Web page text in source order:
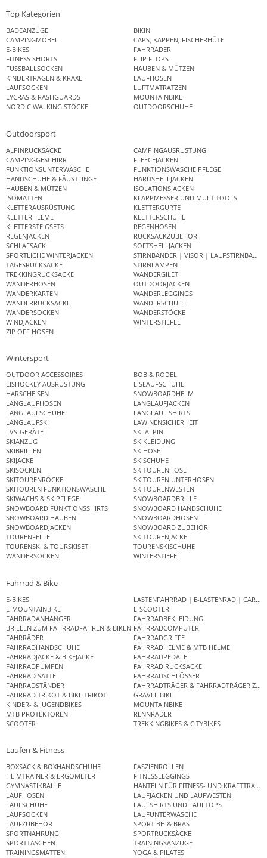
Top Kategorien
BADEANZÜGE
BIKINI
CAMPINGMÖBEL
CAPS, KAPPEN, FISCHERHÜTE
E-BIKES
FAHRRÄDER
FITNESS SHORTS
FLIP FLOPS
FUSSBALLSOCKEN
HAUBEN & MÜTZEN
KINDERTRAGEN & KRAXE
LAUFHOSEN
LAUFSOCKEN
LUFTMATRATZEN
LYCRAS & RASHGUARDS
MOUNTAINBIKE
NORDIC WALKING STÖCKE
OUTDOORSCHUHE
Outdoorsport
ALPINRUCKSÄCKE
CAMPINGAUSRÜSTUNG
CAMPINGGESCHIRR
FLEECEJACKEN
FUNKTIONSUNTERWÄSCHE
FUNKTIONSWÄSCHE PFLEGE
HANDSCHUHE & FÄUSTLINGE
HARDSHELLJACKEN
HAUBEN & MÜTZEN
ISOLATIONSJACKEN
ISOMATTEN
KLAPPMESSER UND MULTITOOLS
KLETTERAUSRÜSTUNG
KLETTERGURTE
KLETTERHELME
KLETTERSCHUHE
KLETTERSTEIGSETS
REGENHOSEN
REGENJACKEN
RUCKSACKZUBEHÖR
SCHLAFSACK
SOFTSHELLJACKEN
SPORTLICHE WINTERJACKEN
STIRNBÄNDER | VISOR | LAUFSTIRNBAND
TAGESRUCKSÄCKE
STIRNLAMPEN
TREKKINGRUCKSÄCKE
WANDERGILET
WANDERHOSEN
OUTDOORJACKEN
WANDERKARTEN
WANDERLEGGINGS
WANDERRUCKSÄCKE
WANDERSCHUHE
WANDERSOCKEN
WANDERSTÖCKE
WINDJACKEN
WINTERSTIEFEL
ZIP OFF HOSEN
Wintersport
OUTDOOR ACCESSOIRES
BOB & RODEL
EISHOCKEY AUSRÜSTUNG
EISLAUFSCHUHE
HARSCHEISEN
SNOWBOARDHELM
LANGLAUFHOSEN
LANGLAUFJACKEN
LANGLAUFSCHUHE
LANGLAUF SHIRTS
LANGLAUFSKI
LAWINENSICHERHEIT
LVS-GERÄTE
SKI ALPIN
SKIANZUG
SKIKLEIDUNG
SKIBRILLEN
SKIHOSE
SKIJACKE
SKISCHUHE
SKISOCKEN
SKITOURENHOSE
SKITOURENRÖCKE
SKITOUREN UNTERHOSEN
SKITOUREN FUNKTIONSWÄSCHE
SKITOURENWESTEN
SKIWACHS & SKIPFLEGE
SNOWBOARDBRILLE
SNOWBOARD FUNKTIONSSHIRTS
SNOWBOARD HANDSCHUHE
SNOWBOARD HAUBEN
SNOWBOARDHOSEN
SNOWBOARDJACKEN
SNOWBOARD ZUBEHÖR
TOURENFELLE
SKITOURENJACKE
TOURENSKI & TOURSKISET
TOURENSKISCHUHE
WANDERSOCKEN
WINTERSTIEFEL
Fahrrad & Bike
E-BIKES
LASTENFAHRRAD | E-LASTENRAD |
E-MOUNTAINBIKE
E-SCOOTER
FAHRRADANHÄNGER
FAHRRADBEKLEIDUNG
BRILLEN ZUM FAHRRADFAHREN & BIKEN FAHRRADCOMPUTER
FAHRRÄDER
FAHRRADGRIFFE
FAHRRADHANDSCHUHE
FAHRRADHELME & MTB HELME
FAHRRADJACKE & BIKEJACKE
FAHRRADPEDALE
FAHRRADPUMPEN
FAHRRAD RUCKSÄCKE
FAHRRAD SATTEL
FAHRRADSCHLÖSSER
FAHRRADSTÄNDER
FAHRRADTRÄGER & FAHRRADTRÄGER
FAHRRAD TRIKOT & BIKE TRIKOT
GRAVEL BIKE
KINDER- & JUGENDBIKES
MOUNTAINBIKE
MTB PROTEKTOREN
RENNRÄDER
SCOOTER
TREKKINGBIKES & CITYBIKES
Laufen & Fitness
BOXSACK & BOXHANDSCHUHE
FASZIENROLLEN
HEIMTRAINER & ERGOMETER
FITNESSLEGGINGS
GYMNASTIKBÄLLE
HANTELN FÜR FITNESS- UND
LAUFHOSEN
LAUFJACKEN UND LAUFWESTEN
LAUFSCHUHE
LAUFSHIRTS UND LAUFTOPS
LAUFSOCKEN
LAUFUNTERWÄSCHE
LAUFZUBEHÖR
SPORT BH & BRAS
SPORTNAHRUNG
SPORTRUCKSÄCKE
SPORTTASCHEN
TRAININGSANZÜGE
TRAININGSMATTEN
YOGA & PILATES